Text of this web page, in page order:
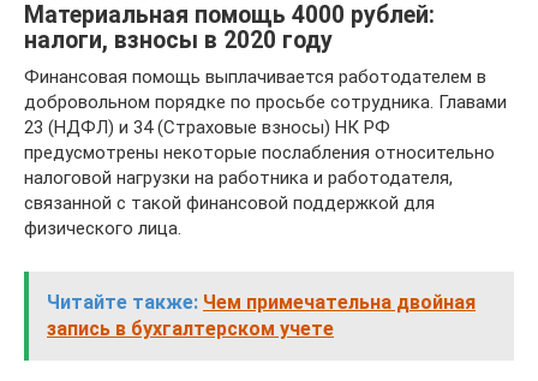
Материальная помощь 4000 рублей:
налоги, взносы в 2020 году
Финансовая помощь выплачивается работодателем в
добровольном порядке по просьбе сотрудника. Главами
23 (НДФЛ) и 34 (Страховые взносы) НК РФ
предусмотрены некоторые послабления относительно
налоговой нагрузки на работника и работодателя,
связанной с такой финансовой поддержкой для
физического лица.
Читайте также: Чем примечательна двойная
запись в бухгалтерском учете